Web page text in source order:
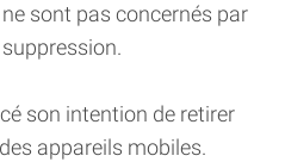
ne sont pas concernés par
son intention de retirer
appareils mobiles.